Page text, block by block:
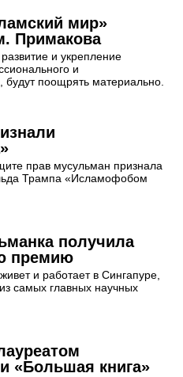
мир»
Примакова
и укрепление
и
будут поощрять материально.
прав мусульман признала
Трампа «Исламофобом
получила
премию
и работает в Сингапуре,
самых главных научных
«Большая книга»